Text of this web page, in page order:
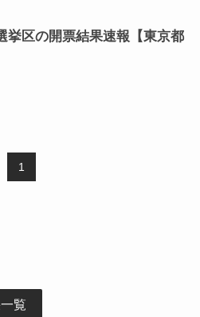
挙区の開票結果速報【東京都
1
覧